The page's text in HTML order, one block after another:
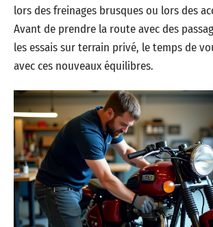
lors des freinages brusques ou lors des
Avant de prendre la route avec des
les essais sur terrain privé, le temps de
avec ces nouveaux équilibres.